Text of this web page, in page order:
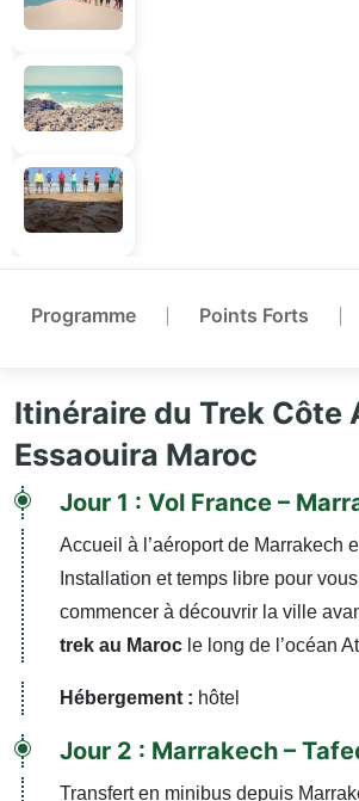
Programme Points Forts
Itinéraire du Trek Côte
Essaouira Maroc
Jour 1 : Vol France –
Accueil à l’aéroport de Marrakech
Installation et temps libre pour
commencer à découvrir la ville
trek au Maroc le long de l’océan
Hébergement : hôtel
Jour 2 : Marrakech –
Transfert en minibus depuis